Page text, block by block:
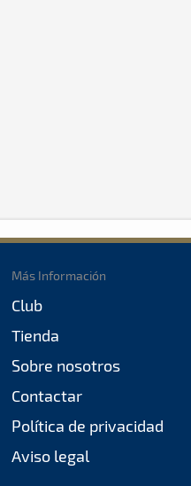
Más Información
Club
Tienda
Sobre nosotros
Contactar
Política de privacidad
Aviso legal